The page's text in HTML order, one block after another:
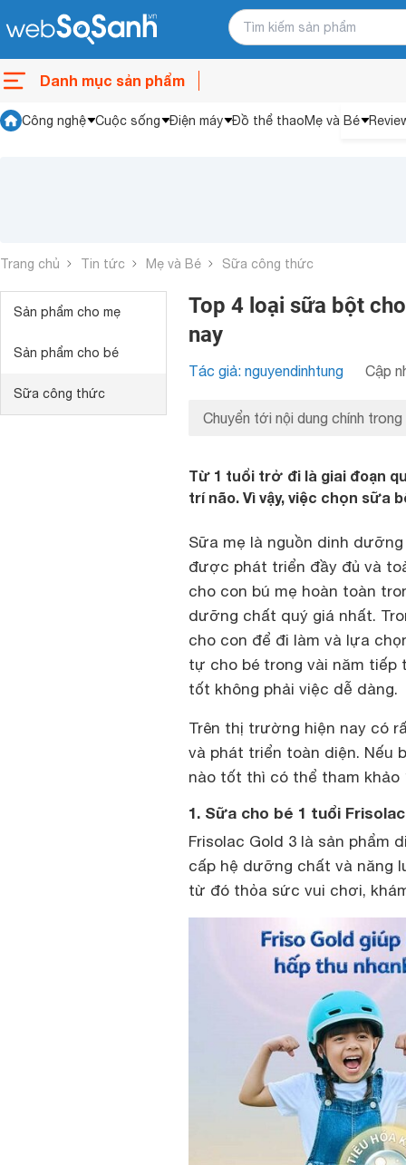
Danh mục sản phẩm
Công nghệ Cuộc sống Điện máy Đồ thể thaoMẹ và Bé
Trang chủ Tin tức Mẹ và Bé Sữa công thức
Sản phẩm cho mẹ
Sản phẩm cho bé
Sữa công thức
Top 4 loại sữa bột
nay
Tác giả: nguyendinhtung Cập
Chuyển tới nội dung chính trong
Từ 1 tuổi trở đi là giai đoạn
trí não. Vì vậy, việc chọn sữa
Sữa mẹ là nguồn dinh
được phát triển đầy đủ và
cho con bú mẹ hoàn toàn
dưỡng chất quý giá nhất.
cho con để đi làm và lựa
tự cho bé trong vài năm
tốt không phải việc dễ dàng.
Trên thị trường hiện nay có
và phát triển toàn diện. Nếu
nào tốt thì có thể tham khảo
1. Sữa cho bé 1 tuổi
Frisolac Gold 3 là sản phẩm
cấp hệ dưỡng chất và năng
từ đó thỏa sức vui chơi,